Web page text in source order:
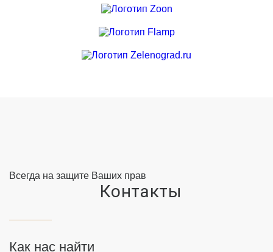
Всегда на защите Ваших прав
Контакты
Как нас найти